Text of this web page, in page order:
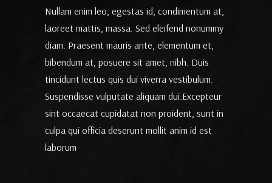
Nullam enim leo, egestas id, condimentum at,
laoreet mattis, massa. Sed eleifend nonummy
diam. Praesent mauris ante, elementum et,
bibendum at, posuere sit amet, nibh. Duis
tincidunt lectus quis dui viverra vestibulum.
Suspendisse vulputate aliquam dui.Excepteur
sint occaecat cupidatat non proident, sunt in
culpa qui officia deserunt mollit anim id est
laborum